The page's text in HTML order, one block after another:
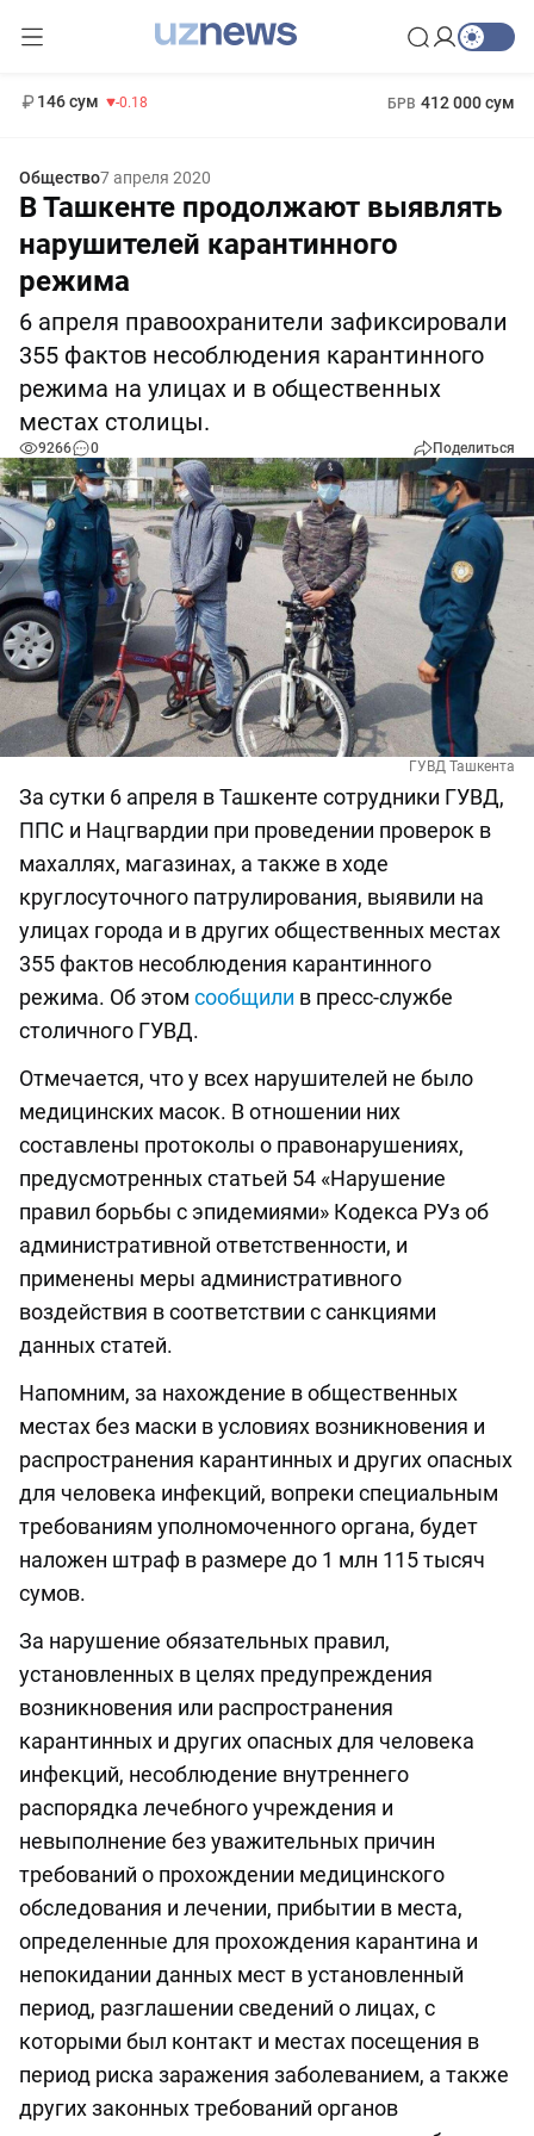
146 сум -0.18 БРВ 412 000 сум
Общество7 апреля 2020
В Ташкенте продолжают выявлять
нарушителей карантинного
режима
6 апреля правоохранители зафиксировали
355 фактов несоблюдения карантинного
режима на улицах и в общественных
местах столицы.
9266 0 Поделиться
ГУВД Ташкента
За сутки 6 апреля в Ташкенте сотрудники ГУВД,
ППС и Нацгвардии при проведении проверок в
махаллях, магазинах, а также в ходе
круглосуточного патрулирования, выявили на
улицах города и в других общественных местах
355 фактов несоблюдения карантинного
режима. Об этом сообщили в пресс-службе
столичного ГУВД.
Отмечается, что у всех нарушителей не было
медицинских масок. В отношении них
составлены протоколы о правонарушениях,
предусмотренных статьей 54 «Нарушение
правил борьбы с эпидемиями» Кодекса РУз об
административной ответственности, и
применены меры административного
воздействия в соответствии с санкциями
данных статей.
Напомним, за нахождение в общественных
местах без маски в условиях возникновения и
распространения карантинных и других опасных
для человека инфекций, вопреки специальным
требованиям уполномоченного органа, будет
наложен штраф в размере до 1 млн 115 тысяч
сумов.
За нарушение обязательных правил,
установленных в целях предупреждения
возникновения или распространения
карантинных и других опасных для человека
инфекций, несоблюдение внутреннего
распорядка лечебного учреждения и
невыполнение без уважительных причин
требований о прохождении медицинского
обследования и лечении, прибытии в места,
определенные для прохождения карантина и
непокидании данных мест в установленный
период, разглашении сведений о лицах, с
которыми был контакт и местах посещения в
период риска заражения заболеванием, а также
других законных требований органов